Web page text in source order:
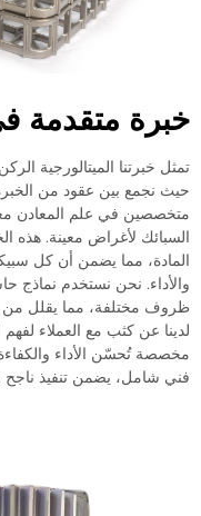
خبرة متقدمة
تمثل خبرتنا الميتالورجية
حيث نجمع بين عقود من
متخصصين في علم المعادن
السبائك لأغراض معينة. هذه
المادة، مما يضمن أن كل
والأداء. نحن نستخدم نماذج
ظروف مختلفة، مما يقلل من
مخصصة تُحسّن الأداء والكفاءة
فني شامل، يضمن تنفيذ ناجح